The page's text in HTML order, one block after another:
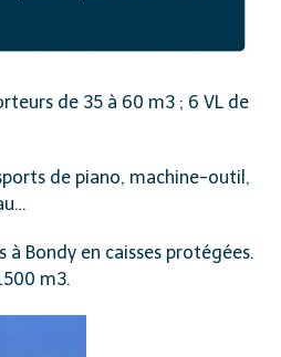
de 35 à 60 m3 ; 6 VL de
de piano, machine-outil,
à Bondy en caisses protégées.
m3.